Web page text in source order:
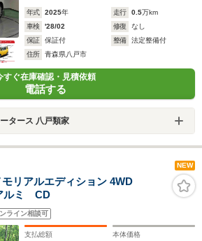
年式 2025年 走行 0.5万km
車検
'28/02 修復
なし
保証
保証付 整備
法定整備付
住所
青森県八戸市
すぐ在庫確認・見積依頼
電話する
タース 八戸類家
NEW
リアルエディション 4WD
ルミ CD
ライン相談可
支払総額 本体価格